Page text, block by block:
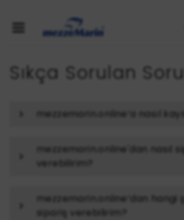
Sıkça Sorulan
mezzemarin.online’a nasıl
mezzemarin.online'dan nasıl
verebilirim?
mezzemarin.online’dan hangi
sipariş verebilirim?